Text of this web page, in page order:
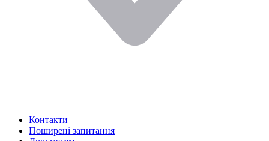
Контакти
Поширені запитання